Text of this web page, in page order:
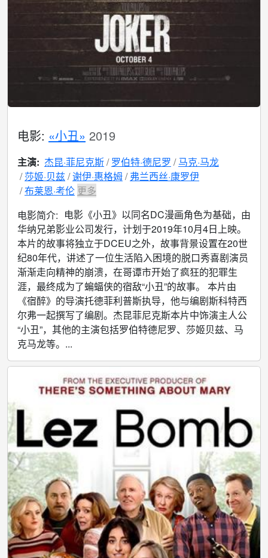
电影: «小丑» 2019
主演: 杰昆·菲尼克斯 罗伯特·德尼罗
马克·马龙
莎姬·贝兹 谢伊·惠格姆 弗兰西丝·康罗伊
布莱恩·考伦 更多
电影简介: 电影《小丑》以同名DC漫画角色为基础，由
华纳兄弟影业公司发行，计划于2019年10月4日上映。
本片的故事将独立于DCEU之外，故事背景设置在20世
纪80年代，讲述了一位生活陷入困境的脱口秀喜剧演员
渐渐走向精神的崩溃，在哥谭市开始了疯狂的犯罪生
涯，最终成为了蝙蝠侠的宿敌“小丑”的故事。 本片由
《宿醉》的导演托德菲利普斯执导，他与编剧斯科特西
尔弗一起撰写了编剧。杰昆菲尼克斯本片中饰演主人公
“小丑”，其他的主演包括罗伯特德尼罗、莎姬贝兹、马
克马龙等。...